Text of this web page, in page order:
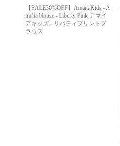
【SALE30%OFF】Amaia Kids - A
melia blouse - Liberty Pink アマイ
アキッズ - リバティプリントブ
ラウス